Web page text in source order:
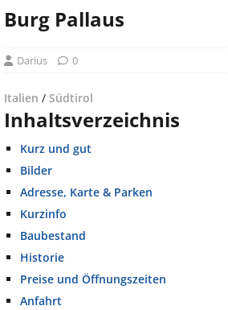
Burg Pallaus
Darius 0
Italien / Südtirol
Inhaltsverzeichnis
Kurz und gut
Bilder
Adresse, Karte & Parken
Kurzinfo
Baubestand
Historie
Preise und Öffnungszeiten
Anfahrt